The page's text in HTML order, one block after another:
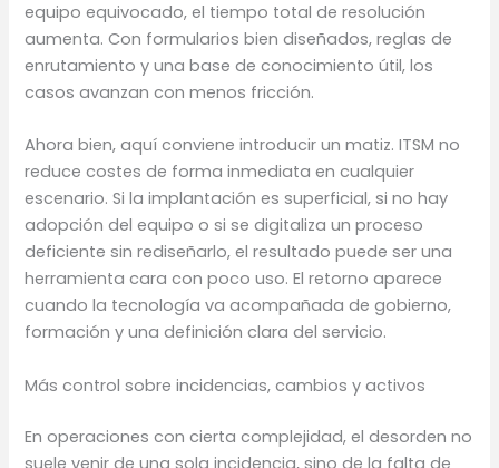
equipo equivocado, el tiempo total de resolución
aumenta. Con formularios bien diseñados, reglas de
enrutamiento y una base de conocimiento útil, los
casos avanzan con menos fricción.
Ahora bien, aquí conviene introducir un matiz. ITSM no
reduce costes de forma inmediata en cualquier
escenario. Si la implantación es superficial, si no hay
adopción del equipo o si se digitaliza un proceso
deficiente sin rediseñarlo, el resultado puede ser una
herramienta cara con poco uso. El retorno aparece
cuando la tecnología va acompañada de gobierno,
formación y una definición clara del servicio.
Más control sobre incidencias, cambios y activos
En operaciones con cierta complejidad, el desorden no
suele venir de una sola incidencia, sino de la falta de